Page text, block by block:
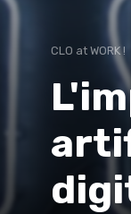
CLO at WORK !